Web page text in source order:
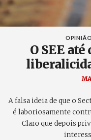
OPINIÃO
O SEE
A falsa ideia de que o
é laboriosamente
Claro que depois